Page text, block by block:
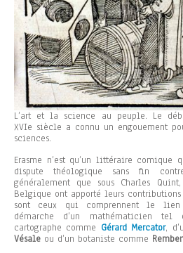
L’art et la science au peuple. Le
XVIe siècle a connu un engouement
sciences.
Erasme n’est qu’un littéraire comique
dispute théologique sans fin
généralement que sous Charles
Belgique ont apporté leurs
sont ceux qui comprennent le lien
démarche d’un mathématicien tel
cartographe comme Gérard Mercator,
Vésale ou d’un botaniste comme